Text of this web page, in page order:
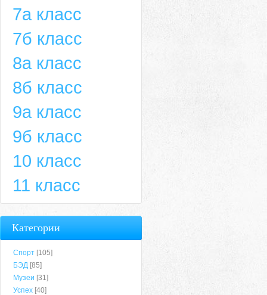
7а класс
7б класс
8а класс
8б класс
9а класс
9б класс
10 класс
11 класс
Категории
Спорт [105]
БЭД [85]
Музеи [31]
Успех [40]